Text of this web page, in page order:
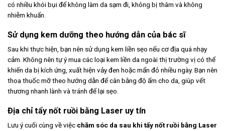
có nhiều khói bụi để không làm da sạm đi, không bị thâm và không
nhiễm khuẩn.
Sử dụng kem dưỡng theo hướng dẫn của bác sĩ
Sau khi thực hiện, bạn nên sử dụng kem liền sẹo nếu cơ địa quá nhạy
cảm. Không nên tự ý mua các loại kem liền da ngoài thị trường vị có thể
khiến da bị kích ứng, xuất hiện vảy đen hoặc mẩn đỏ nhiều ngày. Bạn nên
thoa thuốc mỡ theo hướng dẫn để cân bằng độ ẩm cho da, giúp vết
thương nhanh lành và tránh để lại sẹo.
Địa chỉ tẩy nốt ruồi bằng Laser uy tín
Lưu ý cuối cùng về việc chăm sóc da sau khi tẩy nốt ruồi bằng Laser